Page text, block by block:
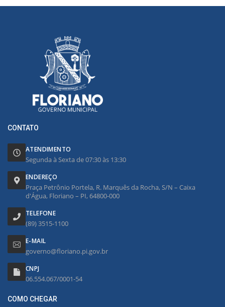
CONTATO
ATENDIMENTO
Segunda à Sexta de 07:30 às 13:30
ENDEREÇO
Praça Petrônio Portela, R. Marquês da Rocha, S/N – Caixa
d'Água, Floriano – PI, 64800-000
TELEFONE
(89) 3515-1100
E-MAIL
governo@floriano.pi.gov.br
CNPJ
06.554.067/0001-54
COMO CHEGAR